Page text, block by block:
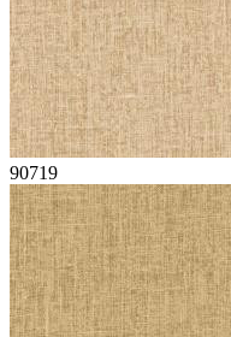
90719